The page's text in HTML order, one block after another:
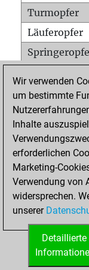
Turmopfer
Läuferopfer
Matt auf
Bauer setzt
Erstickte
Türme auf
STARTSEITE
Wir verwenden
um bestimmte
Inhalte
erforderlichen
Marketing-
Verwendung von
widersprechen.
unserer
Detaillierte